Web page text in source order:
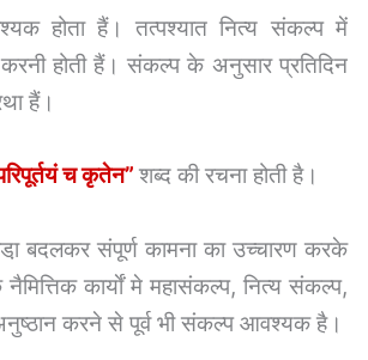
होता हैं। तत्पश्यात नित्य संकल्प में
होती हैं। संकल्प के अनुसार प्रतिदिन
हैं।
च कृतेन” शब्द की रचना होती है।
बदलकर संपूर्ण कामना का उच्चारण करके
कार्याें मे महासंकल्प, नित्य संकल्प,
अनुष्ठान करने से पूर्व भी संकल्प आवश्यक है।